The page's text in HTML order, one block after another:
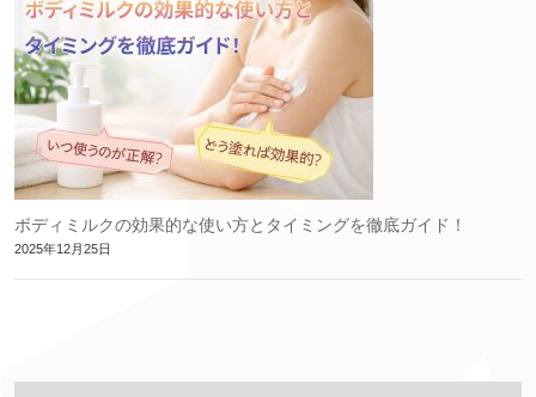
ボディミルクの効果的な使い方とタイミングを徹底ガイド！
2025年12月25日